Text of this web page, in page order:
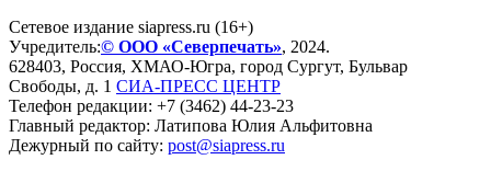
Сетевое издание siapress.ru (16+)
Учредитель:© ООО «Северпечать», 2024.
628403, Россия, ХМАО-Югра, город Сургут, Бульвар
Свободы, д. 1 СИА-ПРЕСС ЦЕНТР
Телефон редакции: +7 (3462) 44-23-23
Главный редактор: Латипова Юлия Альфитовна
Дежурный по сайту: post@siapress.ru